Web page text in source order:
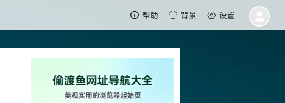
帮助 背景 设置